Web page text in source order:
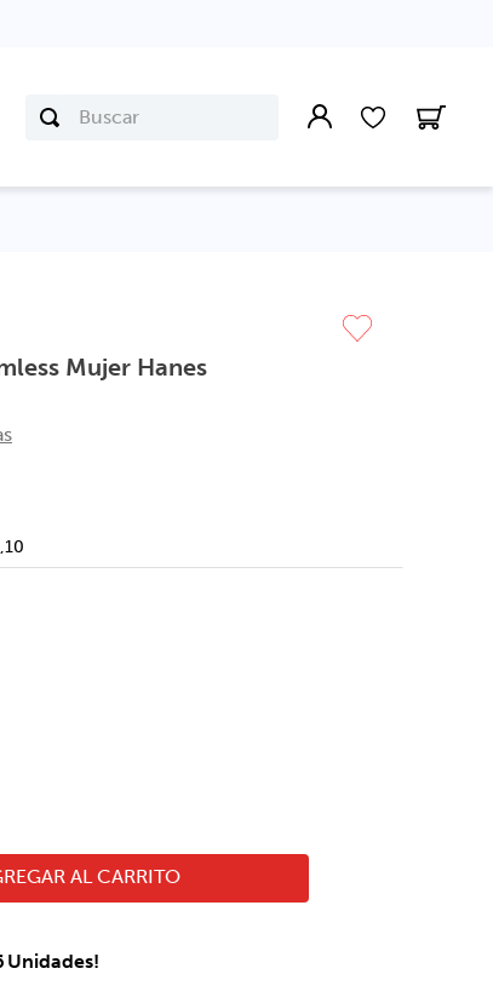
Buscar
Mujer Hanes
AL CARRITO
Unidades!